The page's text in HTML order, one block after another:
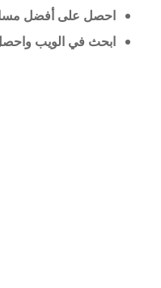
احصل على أفضل
ابحث في الويب